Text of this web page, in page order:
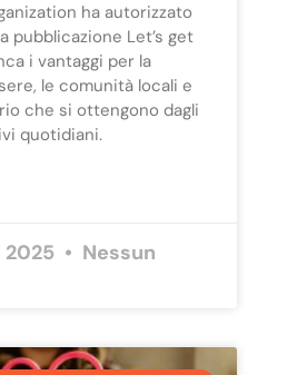
ha autorizzato
pubblicazione Let’s get
i vantaggi per la
le comunità locali e
che si ottengono dagli
quotidiani.
2025
Nessun